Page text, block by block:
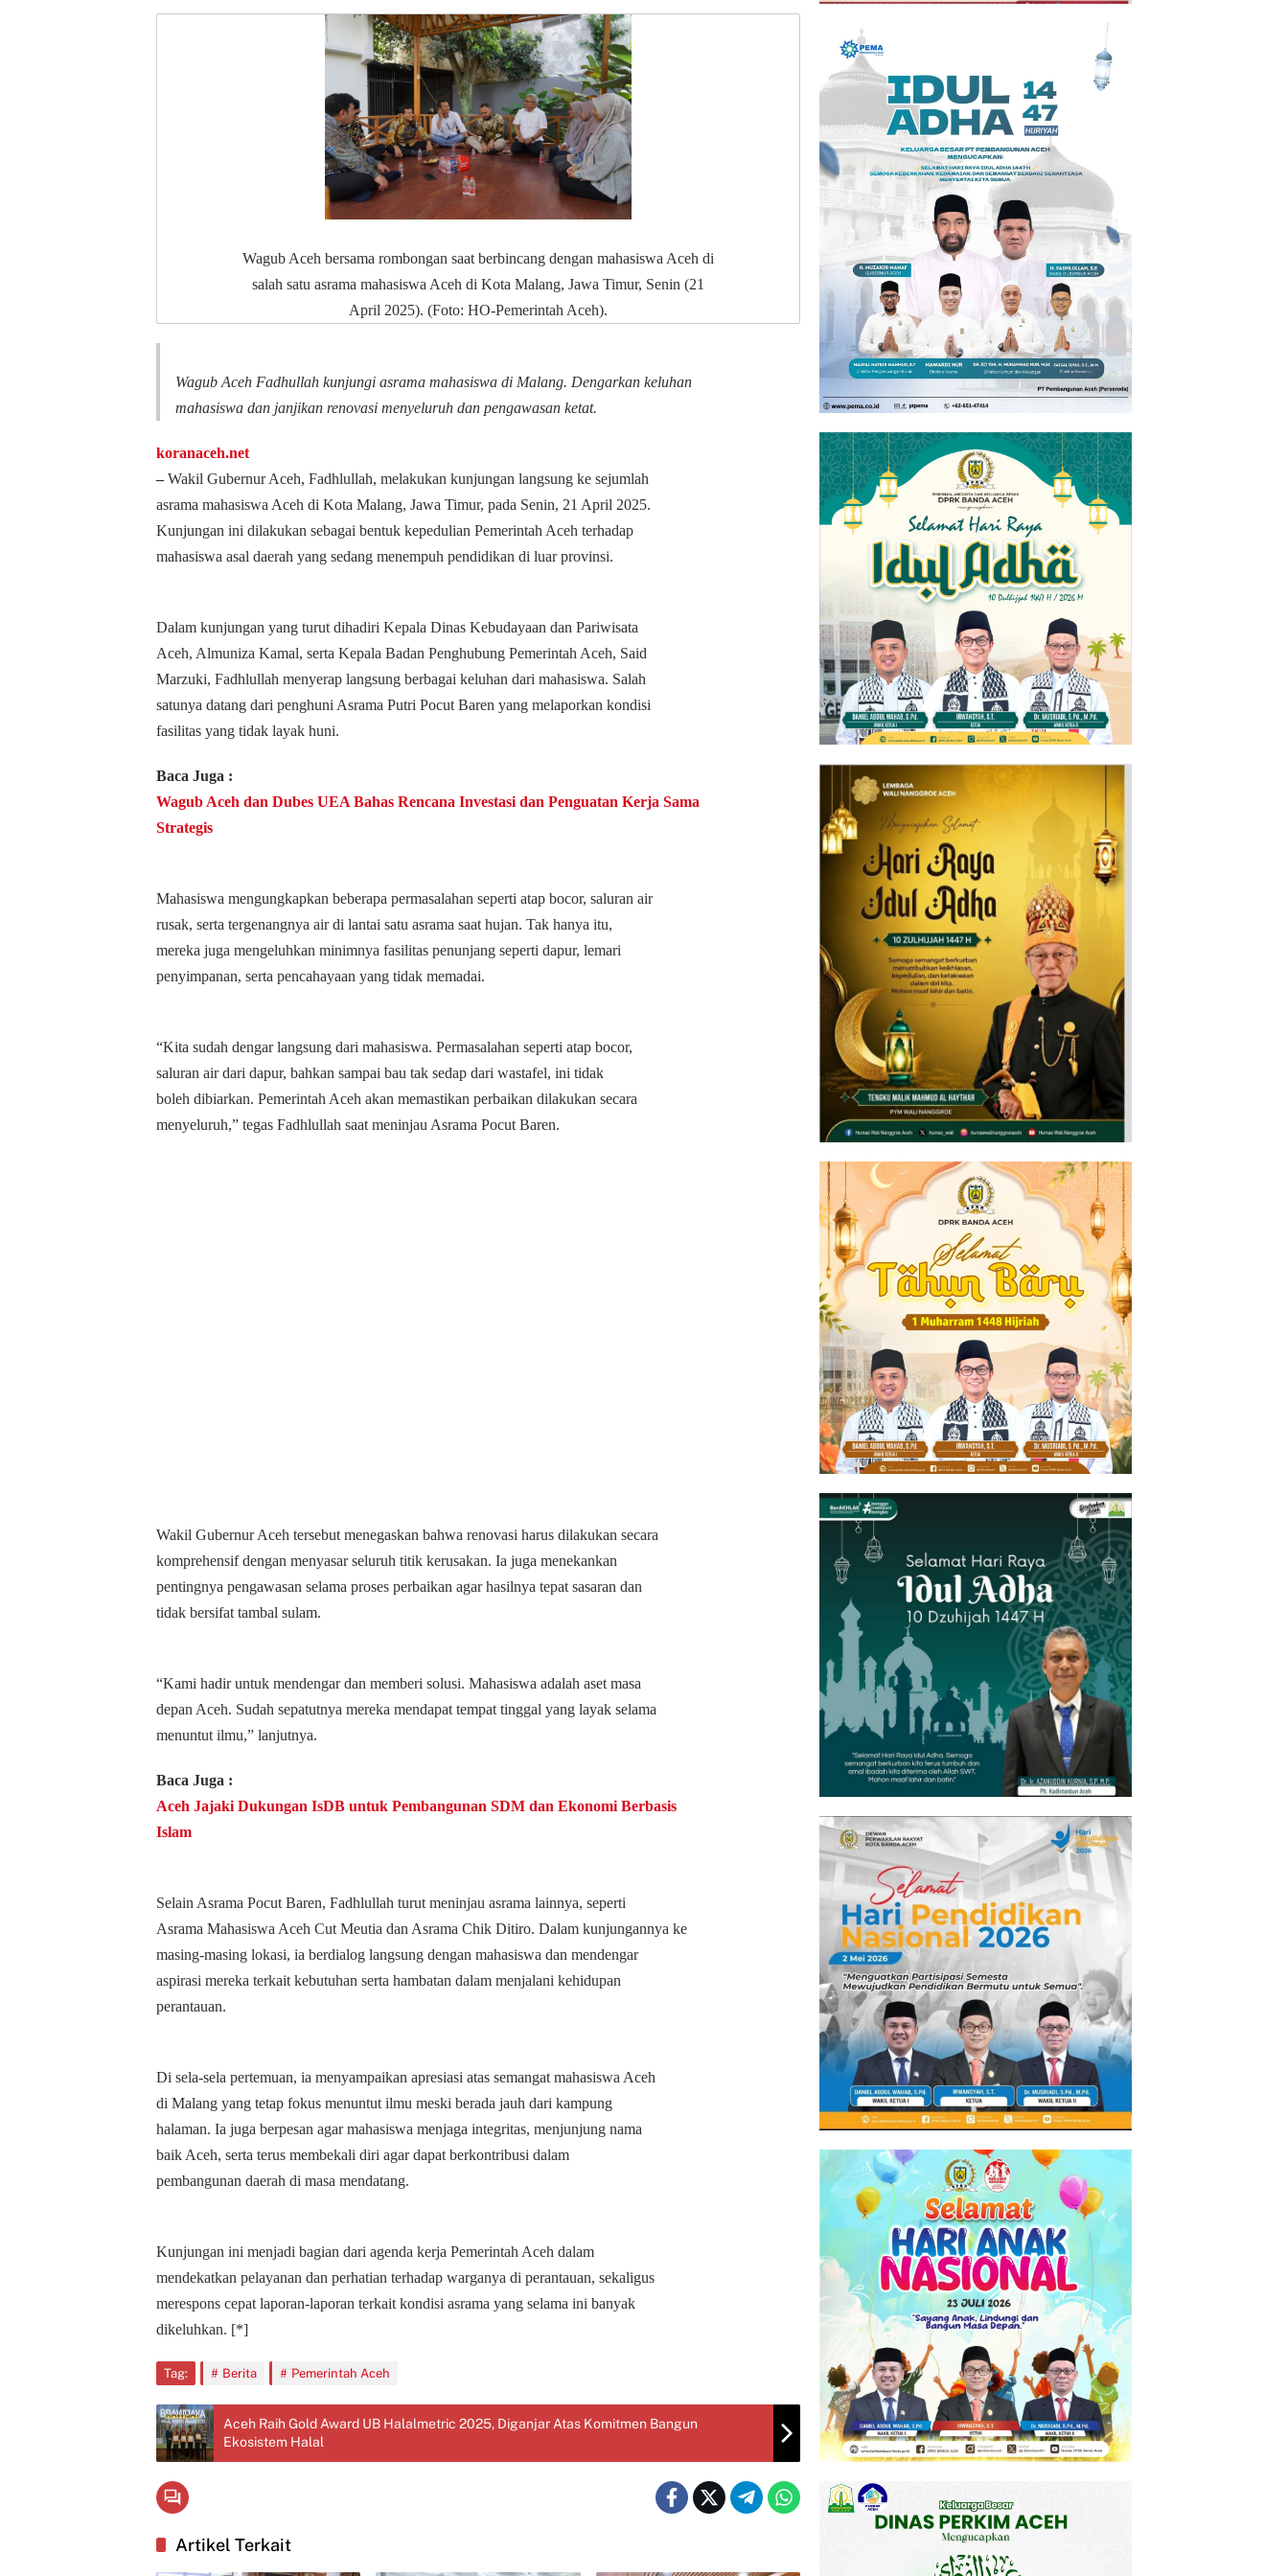
Wagub Aceh bersama rombongan saat berbincang dengan mahasiswa Aceh di
salah satu asrama mahasiswa Aceh di Kota Malang, Jawa Timur, Senin (21
April 2025). (Foto: HO-Pemerintah Aceh).
Wagub Aceh Fadhullah kunjungi asrama mahasiswa di Malang. Dengarkan keluhan
mahasiswa dan janjikan renovasi menyeluruh dan pengawasan ketat.
koranaceh.net
– Wakil Gubernur Aceh, Fadhlullah, melakukan kunjungan langsung ke sejumlah
asrama mahasiswa Aceh di Kota Malang, Jawa Timur, pada Senin, 21 April 2025.
Kunjungan ini dilakukan sebagai bentuk kepedulian Pemerintah Aceh terhadap
mahasiswa asal daerah yang sedang menempuh pendidikan di luar provinsi.
Dalam kunjungan yang turut dihadiri Kepala Dinas Kebudayaan dan Pariwisata
Aceh, Almuniza Kamal, serta Kepala Badan Penghubung Pemerintah Aceh, Said
Marzuki, Fadhlullah menyerap langsung berbagai keluhan dari mahasiswa. Salah
satunya datang dari penghuni Asrama Putri Pocut Baren yang melaporkan kondisi
fasilitas yang tidak layak huni.
Baca Juga :
Wagub Aceh dan Dubes UEA Bahas Rencana Investasi dan Penguatan Kerja Sama
Strategis
Mahasiswa mengungkapkan beberapa permasalahan seperti atap bocor, saluran air
rusak, serta tergenangnya air di lantai satu asrama saat hujan. Tak hanya itu,
mereka juga mengeluhkan minimnya fasilitas penunjang seperti dapur, lemari
penyimpanan, serta pencahayaan yang tidak memadai.
“Kita sudah dengar langsung dari mahasiswa. Permasalahan seperti atap bocor,
saluran air dari dapur, bahkan sampai bau tak sedap dari wastafel, ini tidak
boleh dibiarkan. Pemerintah Aceh akan memastikan perbaikan dilakukan secara
menyeluruh,” tegas Fadhlullah saat meninjau Asrama Pocut Baren.
Wakil Gubernur Aceh tersebut menegaskan bahwa renovasi harus dilakukan secara
komprehensif dengan menyasar seluruh titik kerusakan. Ia juga menekankan
pentingnya pengawasan selama proses perbaikan agar hasilnya tepat sasaran dan
tidak bersifat tambal sulam.
“Kami hadir untuk mendengar dan memberi solusi. Mahasiswa adalah aset masa
depan Aceh. Sudah sepatutnya mereka mendapat tempat tinggal yang layak selama
menuntut ilmu,” lanjutnya.
Baca Juga :
Aceh Jajaki Dukungan IsDB untuk Pembangunan SDM dan Ekonomi Berbasis
Islam
Selain Asrama Pocut Baren, Fadhlullah turut meninjau asrama lainnya, seperti
Asrama Mahasiswa Aceh Cut Meutia dan Asrama Chik Ditiro. Dalam kunjungannya ke
masing-masing lokasi, ia berdialog langsung dengan mahasiswa dan mendengar
aspirasi mereka terkait kebutuhan serta hambatan dalam menjalani kehidupan
perantauan.
Di sela-sela pertemuan, ia menyampaikan apresiasi atas semangat mahasiswa Aceh
di Malang yang tetap fokus menuntut ilmu meski berada jauh dari kampung
halaman. Ia juga berpesan agar mahasiswa menjaga integritas, menjunjung nama
baik Aceh, serta terus membekali diri agar dapat berkontribusi dalam
pembangunan daerah di masa mendatang.
Kunjungan ini menjadi bagian dari agenda kerja Pemerintah Aceh dalam
mendekatkan pelayanan dan perhatian terhadap warganya di perantauan, sekaligus
merespons cepat laporan-laporan terkait kondisi asrama yang selama ini banyak
dikeluhkan. [*]
Tag: Berita Pemerintah Aceh
Aceh Raih Gold Award UB Halalmetric 2025, Diganjar Atas Komitmen Bangun
Ekosistem Halal
Artikel Terkait